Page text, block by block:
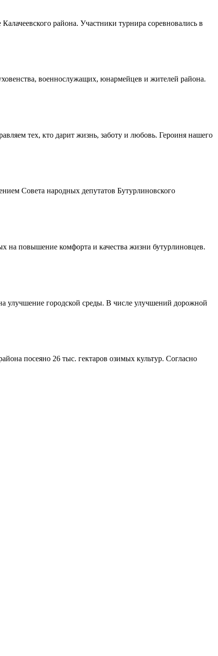
района. Участники турнира соревновались в
военнослужащих, юнармейцев и жителей района.
тех, кто дарит жизнь, заботу и любовь. Героиня нашего
Совета народных депутатов Бутурлиновского
на повышение комфорта и качества жизни бутурлиновцев.
улучшение городской среды. В числе улучшений дорожной
посеяно 26 тыс. гектаров озимых культур. Согласно